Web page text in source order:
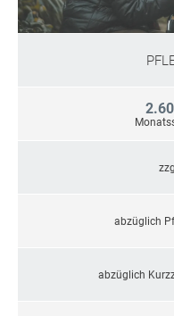
abzüglich
abzüglich